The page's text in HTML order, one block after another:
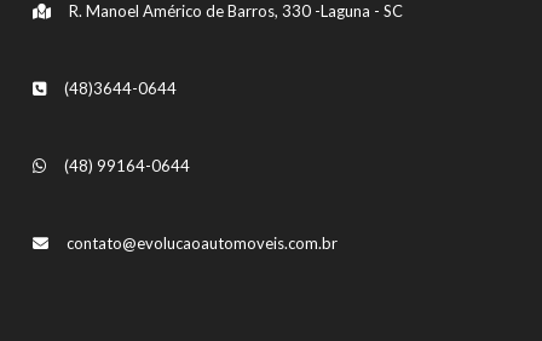
R. Manoel Américo de Barros, 330 -Laguna - SC
(48)3644-0644
(48) 99164-0644
contato@evolucaoautomoveis.com.br